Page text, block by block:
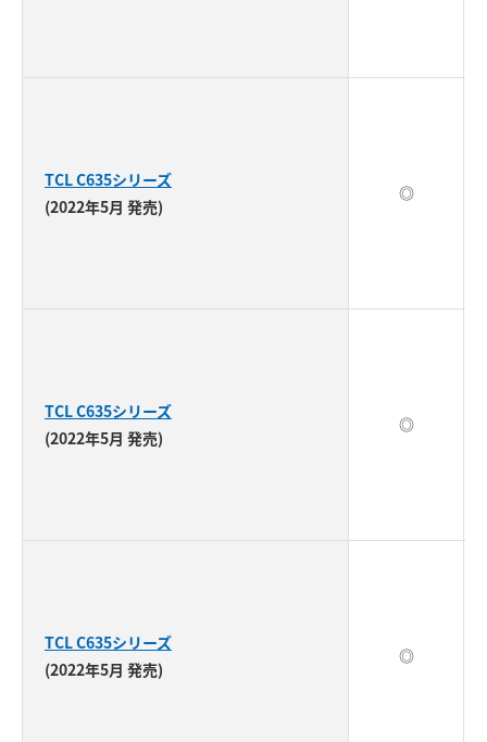
TCL C635シリーズ
(2022年5月 発売)
◎
TCL C635シリーズ
(2022年5月 発売)
◎
TCL C635シリーズ
(2022年5月 発売)
◎